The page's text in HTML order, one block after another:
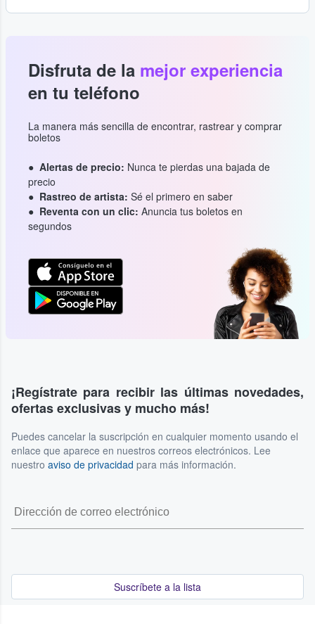
Disfruta de la mejor experiencia
en tu teléfono
La manera más sencilla de encontrar, rastrear y comprar
boletos
Alertas de precio: Nunca te pierdas una bajada de
precio
Rastreo de artista: Sé el primero en saber
Reventa con un clic: Anuncia tus boletos en
segundos
¡Regístrate para recibir las últimas novedades,
ofertas exclusivas y mucho más!
Puedes cancelar la suscripción en cualquier momento usando el
enlace que aparece en nuestros correos electrónicos. Lee
nuestro aviso de privacidad para más información.
Suscríbete a la lista